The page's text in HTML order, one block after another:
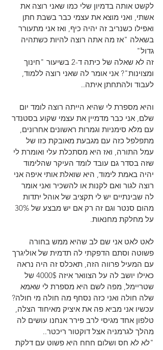
לקשט אותה בדמיון שלי כמו שאני רוצה את
אשתי, ואני מוצא את עצמי כבר בשבת חתן
ואפילו כשנריב זה יהיה כיף, ואז אני מתעורר
בשאלה "אז מה אתה רוצה להיות כשתהיה
גדול"
זה לא שאלה של כיתה ד-2 בשיעור "חינוך
ומצוינות"? אני אומר לה שאני רוצה ללמוד,
לעבוד ולהתחתן איתה..
והיא מספרת לי שהיא הייתה רוצה לומד יום
שלם, אני כבר מדמיין את עצמי שקוע בסטנדר
עם מלא סימניות וגמרות ראשונים אחרונים,
מתפלפל כזה עם מגבעת מאובקת כזו של
עמל התורה, ואז היא מסתכלת עלי ואומרת לי
שזה בסדר גם עובד לומד העיקר שהלימוד
יהיה באמת לימוד, היא שואלת אותי איפה אני
רוצה לגור ואם לקנות או להשכיר ואני אומר
לה שבינתיים יש לי תקציב של אוהל יתדות
על מחלקת מחנאות.
לאט לאט אני שם לב שהיא ממש בחורה
פשוטה וסתם הדפקתי לה תדמית של אוליגרך
עם המעיל פרווה הזה, תאכלס זה היה נראה
כאילו יושב לה על הצוואר איזה 4000$ של
שטריימל, מפה לשם היא מספרת לי שאמא
שלה חולה ואני כזה נסחף מה חולה מי חולה?
עכשיו אני מביא פה את איציק מאיחוד הצלה,
טלפון אחד מגיסי לרב פירר אנחנו עושים לה
מהלך לגרמניה אצל דוקטור ריכטר..
"לא לא חס ושלום חחח היא פשוט עם דלקת